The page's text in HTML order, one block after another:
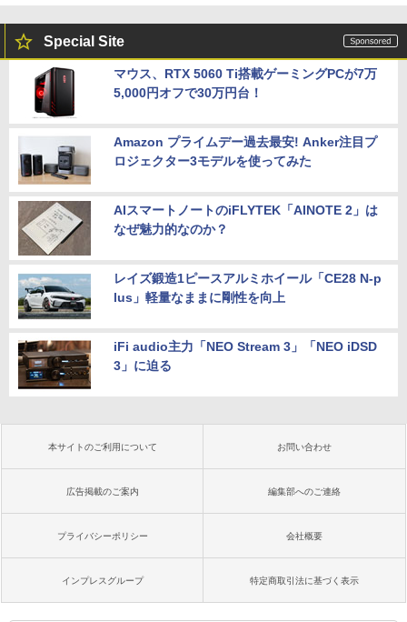
Special Site
マウス、RTX 5060 Ti搭載ゲーミングPCが7万
5,000円オフで30万円台！
Amazon プライムデー過去最安! Anker注目プ
ロジェクター3モデルを使ってみた
AIスマートノートのiFLYTEK「AINOTE 2」は
なぜ魅力的なのか？
レイズ鍛造1ピースアルミホイール「CE28 N-p
lus」軽量なままに剛性を向上
iFi audio主力「NEO Stream 3」「NEO iDSD
3」に迫る
本サイトのご利用について お問い合わせ
広告掲載のご案内 編集部へのご連絡
プライバシーポリシー 会社概要
インプレスグループ 特定商取引法に基づく表示